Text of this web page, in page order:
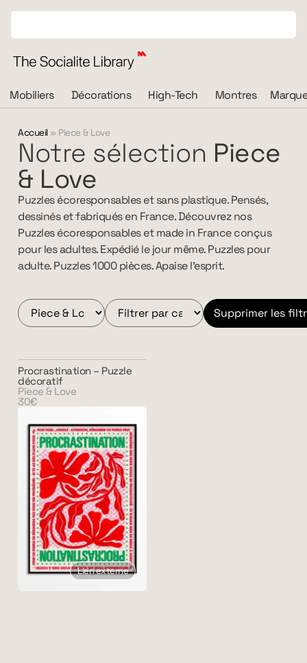
Mobiliers Décorations High-Tech Montres
Accueil» Piece & Love
Notre sélection Piece
& Love
Puzzles écoresponsables et sans plastique. Pensés,
dessinés et fabriqués en France. Découvrez nos
Puzzles écoresponsables et made in France conçus
pour les adultes. Expédié le jour même. Puzzles pour
adulte. Puzzles 1000 pièces. Apaise l’esprit.
Supprimer les
Procrastination – Puzzle
décoratif
Piece & Love
30€
Lien externe